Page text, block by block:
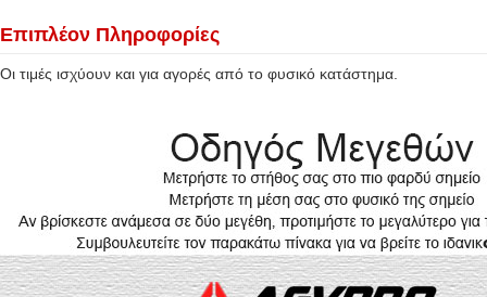
Επιπλέον Πληροφορίες
Οι τιμές ισχύουν και για αγορές από το φυσικό κατάστημα.